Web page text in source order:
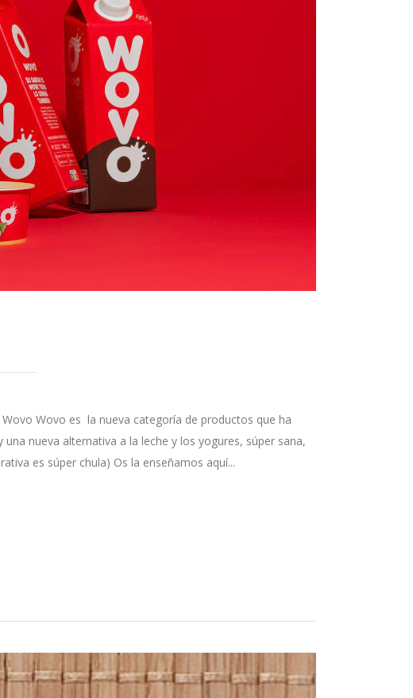
Wovo es la nueva categoría de productos que ha
nueva alternativa a la leche y los yogures, súper sana,
es súper chula) Os la enseñamos aquí...